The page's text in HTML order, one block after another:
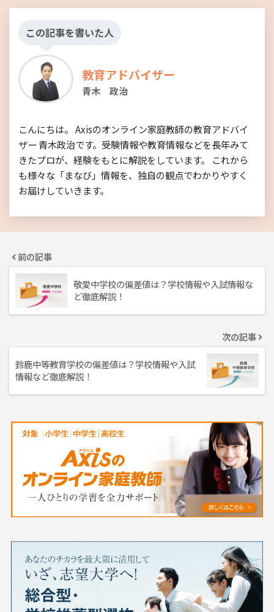
この記事を書いた人
教育アドバイザー
青木 政治
こんにちは。 Axisのオンライン家庭教師の教育アドバイ
ザー 青木政治です。受験情報や教育情報などを長年みて
きたプロが、経験をもとに解説をしています。 これから
も様々な「まなび」情報を、独自の観点でわかりやすく
お届けしていきます。
前の記事
敬愛中学校の偏差値は？学校情報や入試情報な
ど徹底解説！
次の記事
鈴鹿中等教育学校の偏差値は？学校情報や入試
情報など徹底解説！